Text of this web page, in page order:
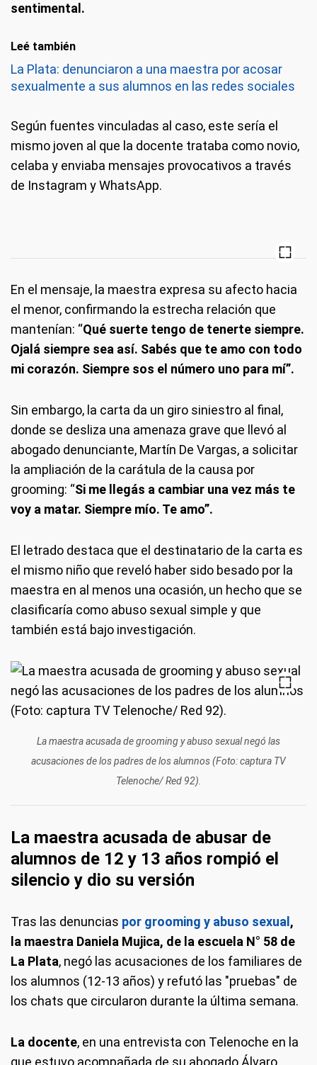
sentimental.
Leé también
La Plata: denunciaron a una maestra por acosar
sexualmente a sus alumnos en las redes sociales
Según fuentes vinculadas al caso, este sería el
mismo joven al que la docente trataba como novio,
celaba y enviaba mensajes provocativos a través
de Instagram y WhatsApp.
En el mensaje, la maestra expresa su afecto hacia
el menor, confirmando la estrecha relación que
mantenían: “Qué suerte tengo de tenerte siempre.
Ojalá siempre sea así. Sabés que te amo con todo
mi corazón. Siempre sos el número uno para mí”.
Sin embargo, la carta da un giro siniestro al final,
donde se desliza una amenaza grave que llevó al
abogado denunciante, Martín De Vargas, a solicitar
la ampliación de la carátula de la causa por
grooming: “Si me llegás a cambiar una vez más te
voy a matar. Siempre mío. Te amo”.
El letrado destaca que el destinatario de la carta es
el mismo niño que reveló haber sido besado por la
maestra en al menos una ocasión, un hecho que se
clasificaría como abuso sexual simple y que
también está bajo investigación.
La maestra acusada de grooming y abuso sexual negó las
acusaciones de los padres de los alumnos (Foto: captura TV
Telenoche/ Red 92).
La maestra acusada de abusar de
alumnos de 12 y 13 años rompió el
silencio y dio su versión
Tras las denuncias por grooming y abuso sexual ,
la maestra Daniela Mujica, de la escuela N° 58 de
La Plata, negó las acusaciones de los familiares de
los alumnos (12-13 años) y refutó las "pruebas" de
los chats que circularon durante la última semana.
La docente, en una entrevista con Telenoche en la
que estuvo acompañada de su abogado Álvaro